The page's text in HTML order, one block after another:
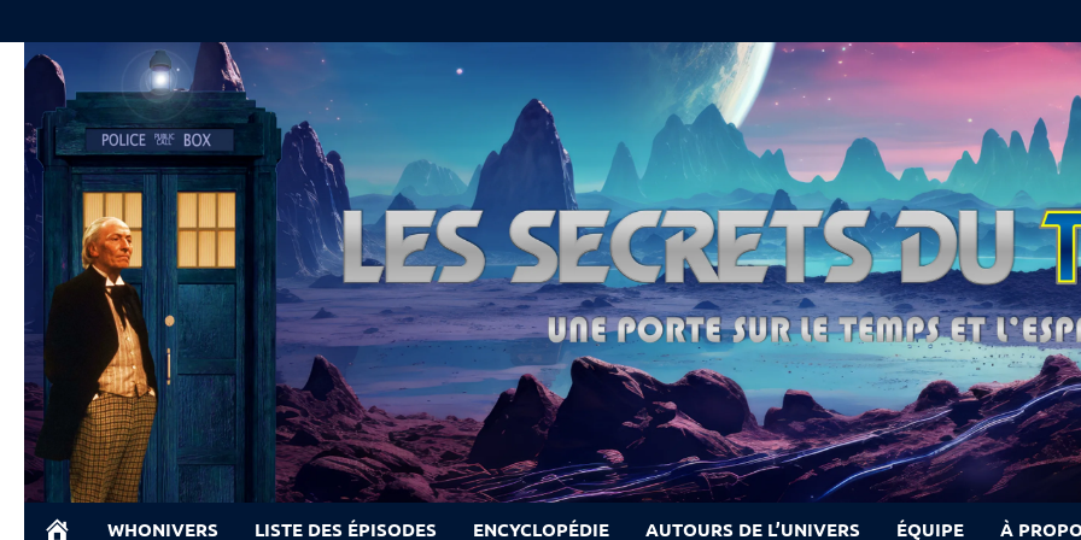
content
WHONIVERS LISTE DES ÉPISODES ENCYCLOPÉDIE AUTOURS DE L’UNIVERS ÉQUIPE À